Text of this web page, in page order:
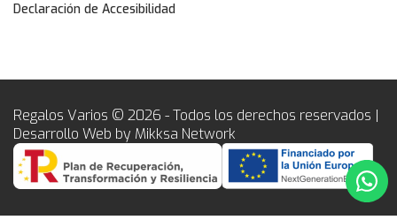
Declaración de Accesibilidad
Regalos Varios © 2026 - Todos los derechos reservados |
Desarrollo Web by Mikksa Network